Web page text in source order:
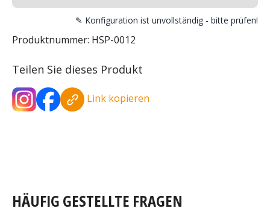
✎ Konfiguration ist unvollständig - bitte prüfen!
Produktnummer: HSP-0012
Teilen Sie dieses Produkt
Link kopieren
HÄUFIG GESTELLTE FRAGEN